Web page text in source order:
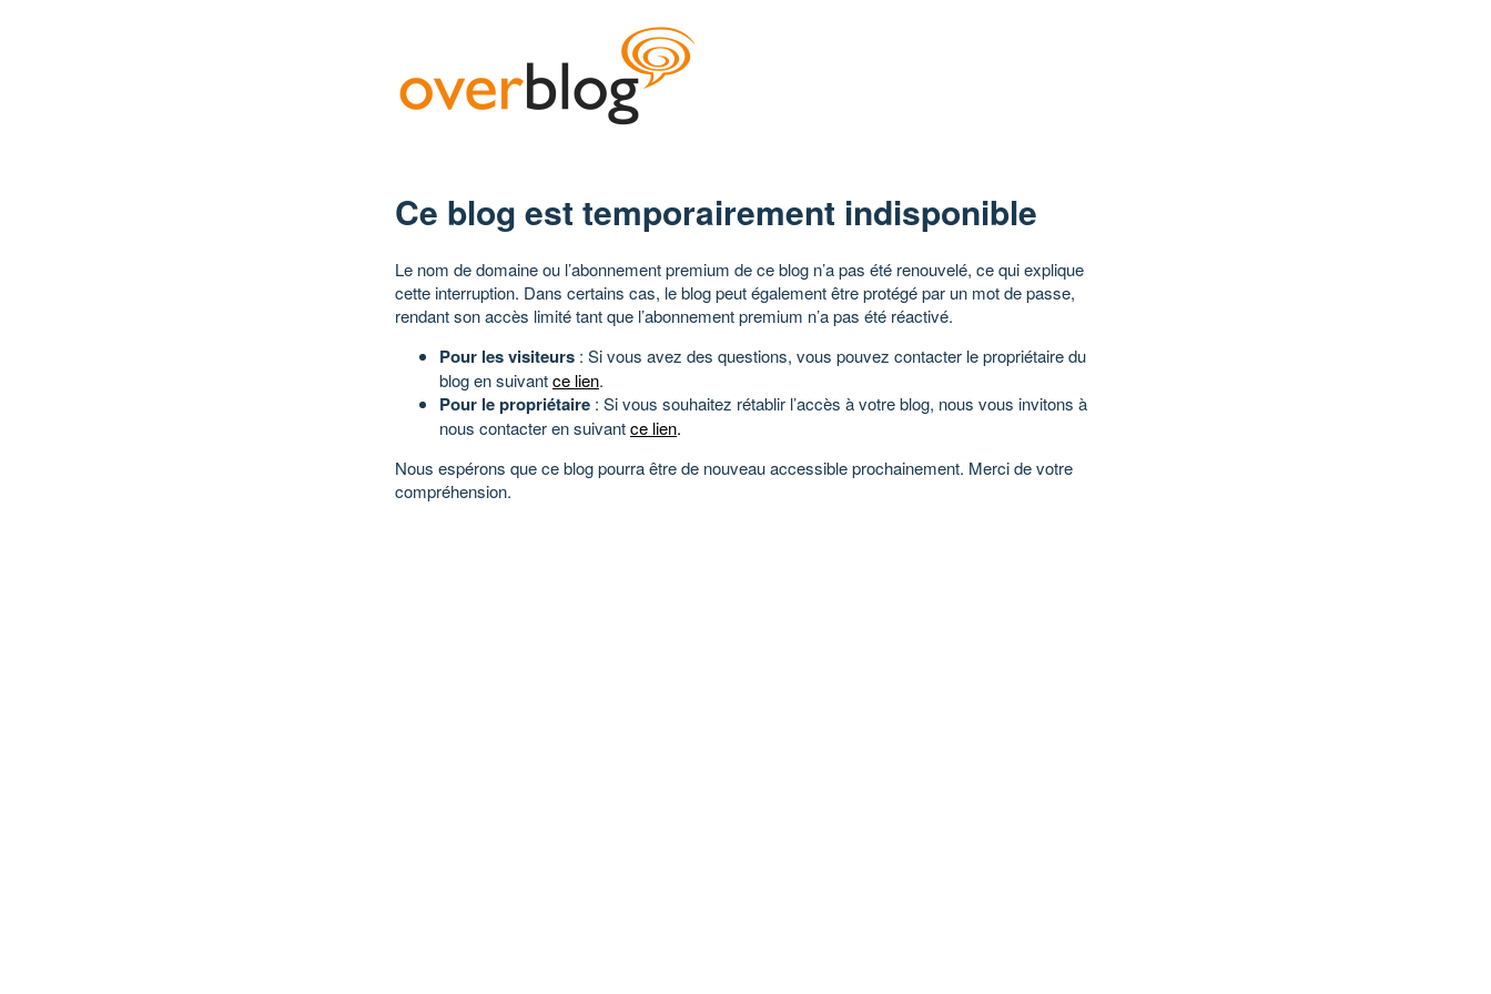
Ce blog est temporairement indisponible
Le nom de domaine ou l’abonnement premium de ce blog n’a pas été renouvelé, ce qui explique
cette interruption. Dans certains cas, le blog peut également être protégé par un mot de passe,
rendant son accès limité tant que l’abonnement premium n’a pas été réactivé.
Pour les visiteurs : Si vous avez des questions, vous pouvez contacter le propriétaire du
blog en suivantce lien.
Pour le propriétaire : Si vous souhaitez rétablir l’accès à votre blog, nous vous invitons à
nous contacter en suivantce lien.
Nous espérons que ce blog pourra être de nouveau accessible prochainement. Merci de votre
compréhension.